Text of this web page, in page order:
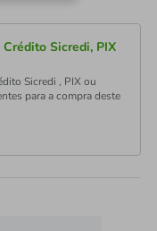
Sicredi, PIX
Sicredi , PIX ou
para a compra deste